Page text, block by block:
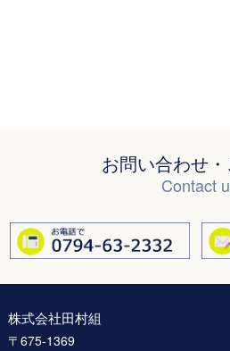
お問い合わせ
Contact
株式会社田村組
〒675-1369